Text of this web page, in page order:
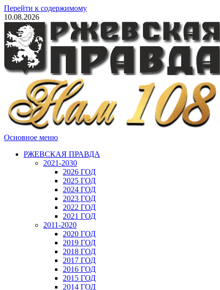
Перейти к содержимому
10.08.2026
Основное меню
РЖЕВСКАЯ ПРАВДА
2021-2030
2026 ГОД
2025 ГОД
2024 ГОД
2023 ГОД
2022 ГОД
2021 ГОД
2011-2020
2020 ГОД
2019 ГОД
2018 ГОД
2017 ГОД
2016 ГОД
2015 ГОД
2014 ГОД